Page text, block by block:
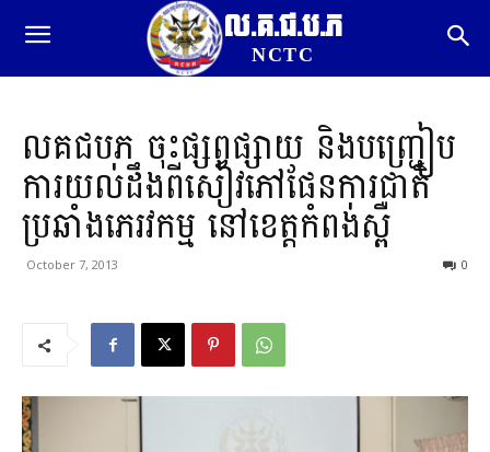
ល.គ.ជ.ប.ភ
NCTC
លគជបភ ចុះផ្សព្វផ្សាយ និងបញ្ជ្រៀប
ការយល់ដឹងពីសៀវភៅផែនការជាតិ
ប្រឆាំងភេរវកម្ម នៅខេត្តកំពង់ស្ពឺ
October 7, 2013 0